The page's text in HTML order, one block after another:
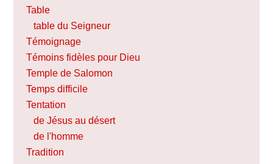
Table
table du Seigneur
Témoignage
Témoins fidèles pour Dieu
Temple de Salomon
Temps difficile
Tentation
de Jésus au désert
de l'homme
Tradition